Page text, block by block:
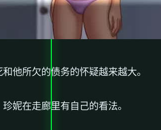
他所欠的债务的怀疑越来越大。
妮在走廊里有自己的看法。